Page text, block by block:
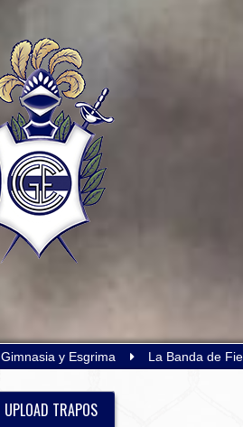
Gimnasia y Esgrima La Banda de
UPLOAD TRAPOS